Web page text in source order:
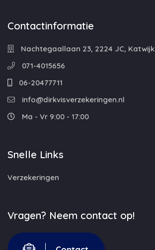
Contactinformatie
Nachtegaallaan 23, 2224 JC, Katwijk
071-4015656
06-20477711
info@dirkvisverzekeringen.nl
Ma - Vr 9:00 - 17:00
Snelle Links
Verzekeringen
Vragen? Neem contact op!